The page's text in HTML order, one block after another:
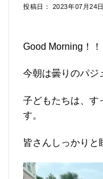
投稿日： 2023年07月24日
Good Morning！！
今朝は曇りのパジ
子どもたちは、す
す。
皆さんしっかりと